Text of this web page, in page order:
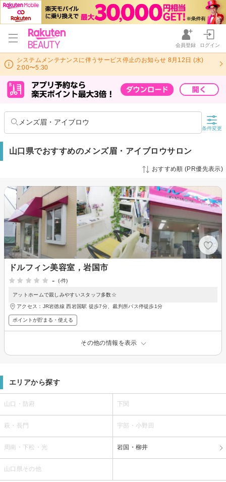
会員登録 ログイン
システムメンテナンスに伴うサービス停止のお知らせ 8月12日 (水)
2:00〜5:30
メンズ眉・アイブロウ
条件変更
山口県でおすすめのメンズ眉・アイブロウサロン
おすすめ順 (PR優先表示)
ドルフィン美容室，岩国市
-
(-件)
アットホームで親しみやすいスタッフ多数☆
アクセス：JR岩徳線 西岩国駅 徒歩7分、裁判所バス停徒歩1分
ポイントが貯まる・使える
その他の情報を表示
エリアから探す
山口・防府 下関
萩・長門 宇部・小野田
周南・下松・光 岩国・柳井
山口県その他